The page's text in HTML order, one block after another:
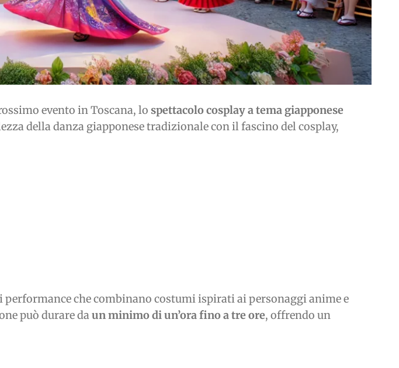
evento in Toscana, lo spettacolo cosplay a tema giapponese
della danza giapponese tradizionale con il fascino del cosplay,
che combinano costumi ispirati ai personaggi anime e
può durare da un minimo di un’ora fino a tre ore, offrendo un